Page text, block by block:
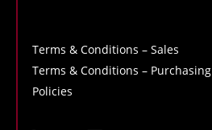
Terms & Conditions – Sales
Terms & Conditions – Purchasing
Policies